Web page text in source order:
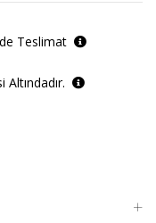
Teslimat